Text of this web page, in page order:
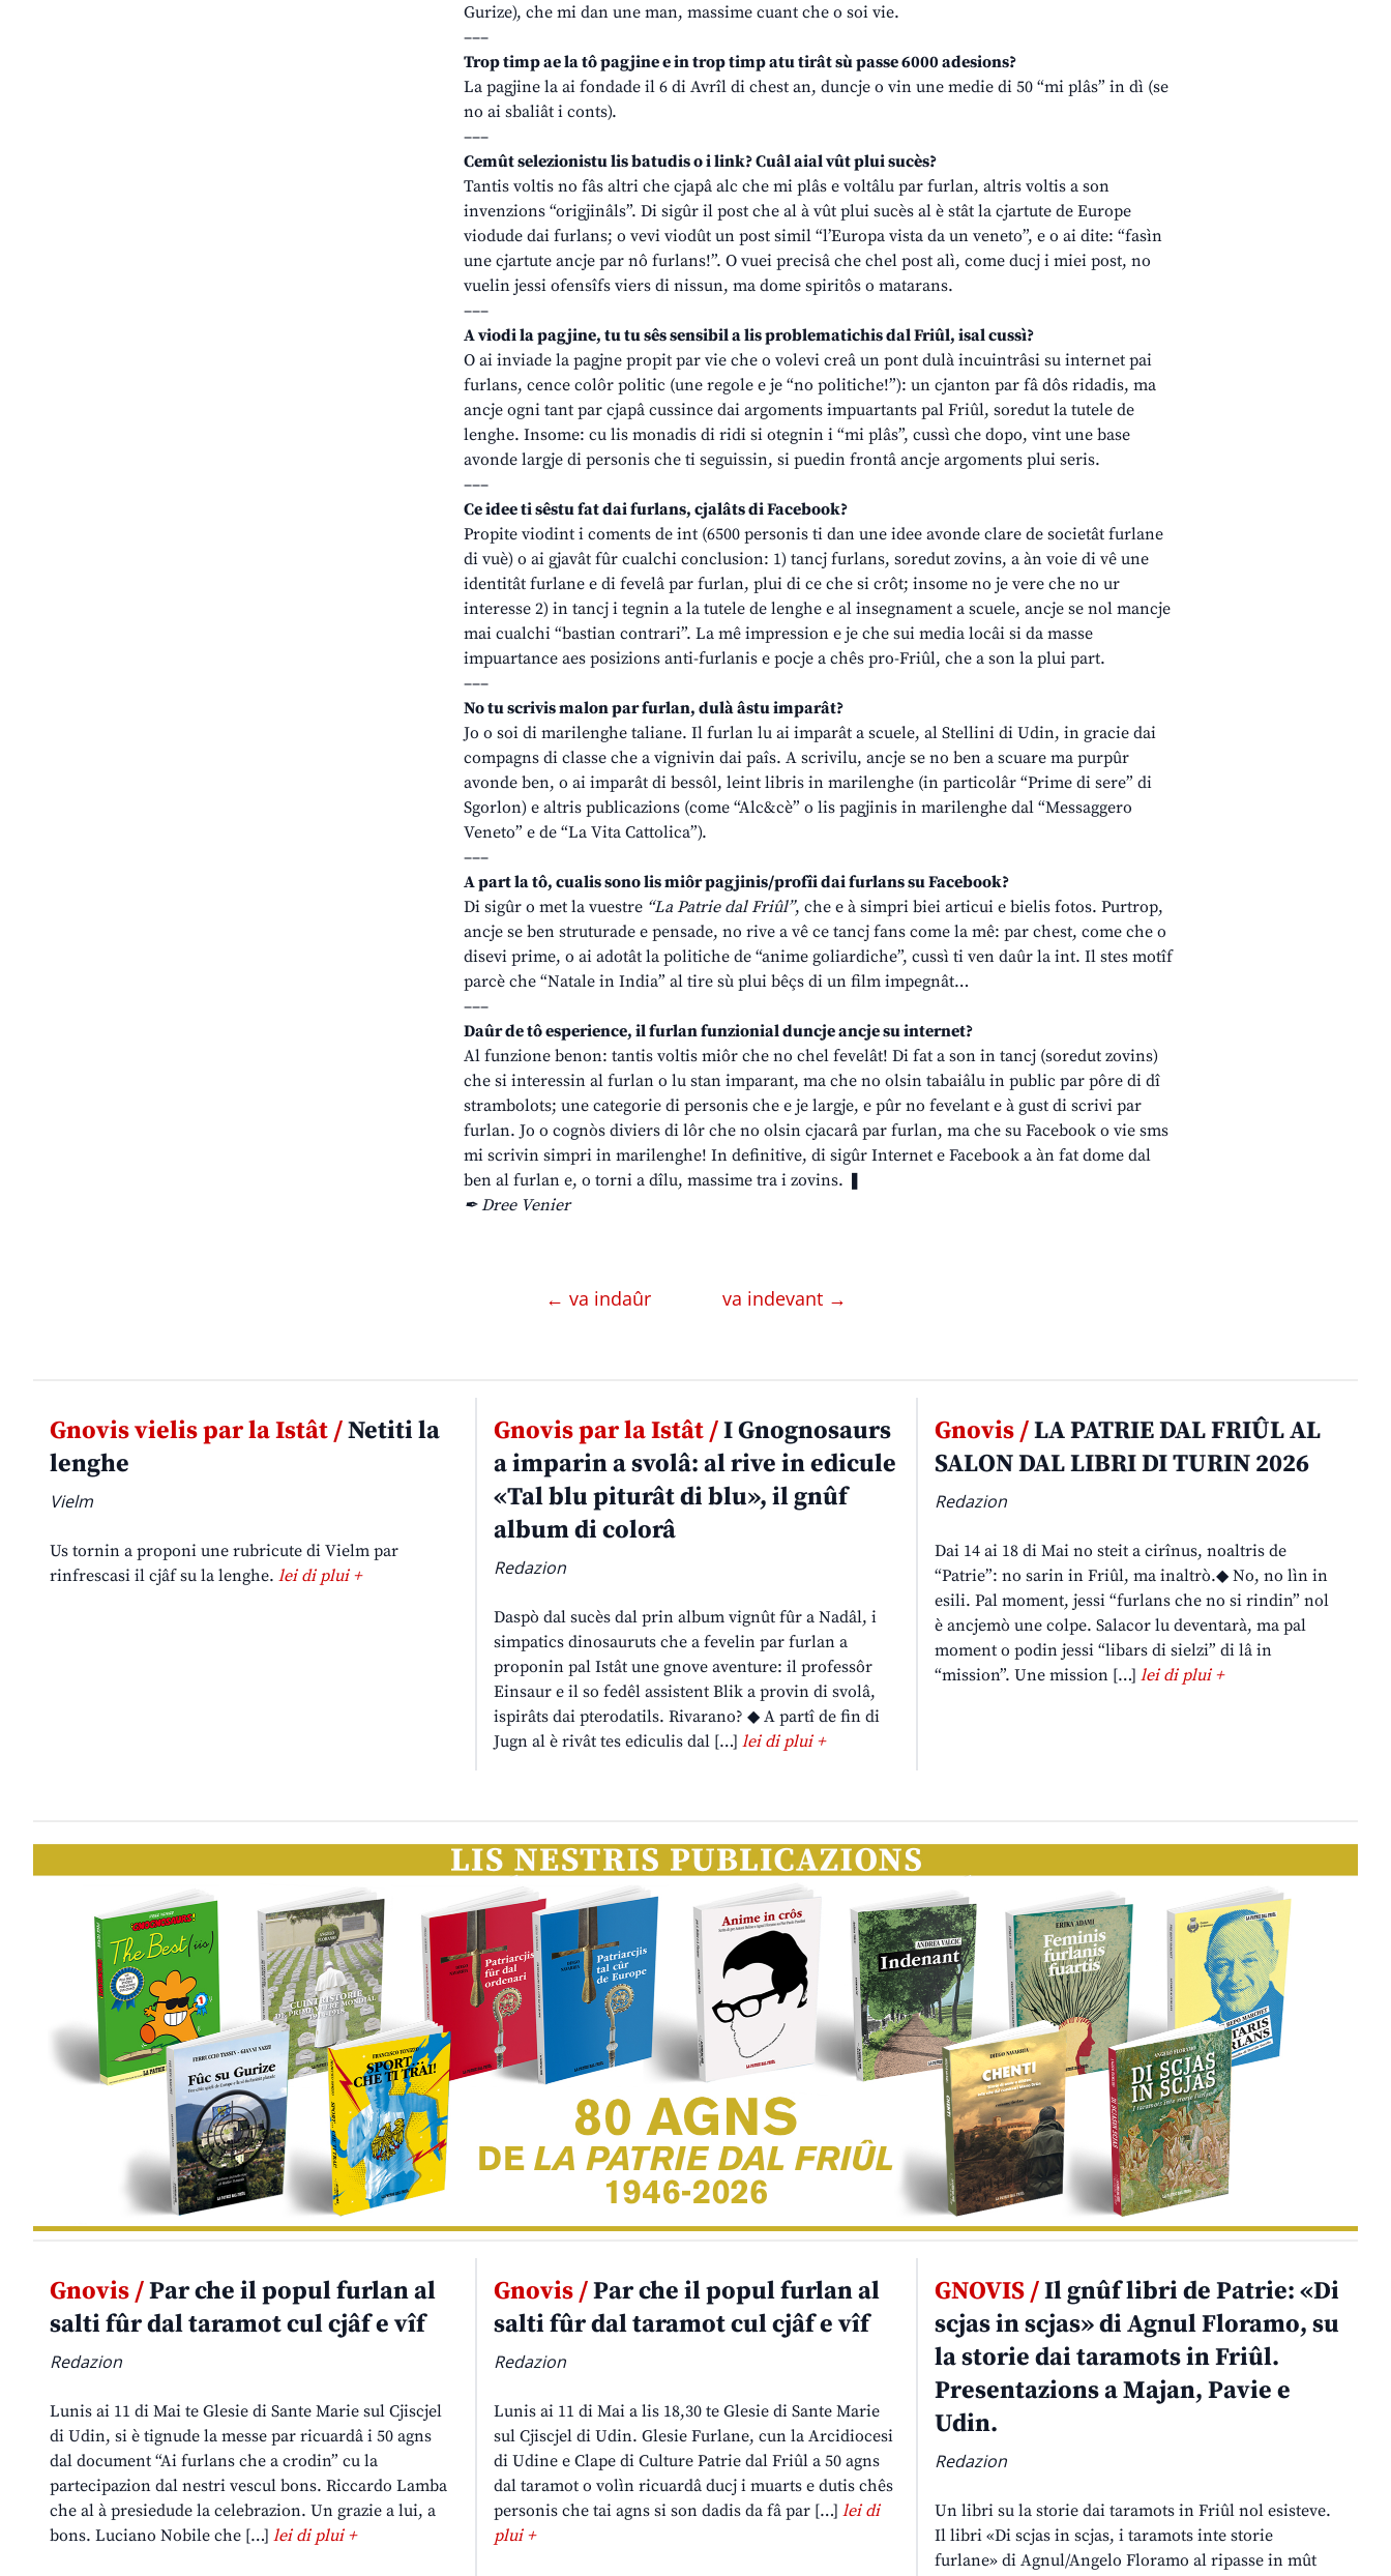
Gurize), che mi dan une man, massime cuant che o soi vie.
–––
Trop timp ae la tô pagjine e in trop timp atu tirât sù passe 6000 adesions?
La pagjine la ai fondade il 6 di Avrîl di chest an, duncje o vin une medie di 50 “mi plâs” in dì (se
no ai sbaliât i conts).
–––
Cemût selezionistu lis batudis o i link? Cuâl aial vût plui sucès?
Tantis voltis no fâs altri che cjapâ alc che mi plâs e voltâlu par furlan, altris voltis a son
invenzions “origjinâls”. Di sigûr il post che al à vût plui sucès al è stât la cjartute de Europe
viodude dai furlans; o vevi viodût un post simil “l’Europa vista da un veneto”, e o ai dite: “fasìn
une cjartute ancje par nô furlans!”. O vuei precisâ che chel post alì, come ducj i miei post, no
vuelin jessi ofensîfs viers di nissun, ma dome spiritôs o matarans.
–––
A viodi la pagjine, tu tu sês sensibil a lis problematichis dal Friûl, isal cussì?
O ai inviade la pagjne propit par vie che o volevi creâ un pont dulà incuintrâsi su internet pai
furlans, cence colôr politic (une regole e je “no politiche!”): un cjanton par fâ dôs ridadis, ma
ancje ogni tant par cjapâ cussince dai argoments impuartants pal Friûl, soredut la tutele de
lenghe. Insome: cu lis monadis di ridi si otegnin i “mi plâs”, cussì che dopo, vint une base
avonde largje di personis che ti seguissin, si puedin frontâ ancje argoments plui seris.
–––
Ce idee ti sêstu fat dai furlans, cjalâts di Facebook?
Propite viodint i coments de int (6500 personis ti dan une idee avonde clare de societât furlane
di vuè) o ai gjavât fûr cualchi conclusion: 1) tancj furlans, soredut zovins, a àn voie di vê une
identitât furlane e di fevelâ par furlan, plui di ce che si crôt; insome no je vere che no ur
interesse 2) in tancj i tegnin a la tutele de lenghe e al insegnament a scuele, ancje se nol mancje
mai cualchi “bastian contrari”. La mê impression e je che sui media locâi si da masse
impuartance aes posizions anti-furlanis e pocje a chês pro-Friûl, che a son la plui part.
–––
No tu scrivis malon par furlan, dulà âstu imparât?
Jo o soi di marilenghe taliane. Il furlan lu ai imparât a scuele, al Stellini di Udin, in gracie dai
compagns di classe che a vignivin dai paîs. A scrivilu, ancje se no ben a scuare ma purpûr
avonde ben, o ai imparât di bessôl, leint libris in marilenghe (in particolâr “Prime di sere” di
Sgorlon) e altris publicazions (come “Alc&cè” o lis pagjinis in marilenghe dal “Messaggero
Veneto” e de “La Vita Cattolica”).
–––
A part la tô, cualis sono lis miôr pagjinis/profîi dai furlans su Facebook?
Di sigûr o met la vuestre “La Patrie dal Friûl”, che e à simpri biei articui e bielis fotos. Purtrop,
ancje se ben struturade e pensade, no rive a vê ce tancj fans come la mê: par chest, come che o
disevi prime, o ai adotât la politiche de “anime goliardiche”, cussì ti ven daûr la int. Il stes motîf
parcè che “Natale in India” al tire sù plui bêçs di un film impegnât…
–––
Daûr de tô esperience, il furlan funzionial duncje ancje su internet?
Al funzione benon: tantis voltis miôr che no chel fevelât! Di fat a son in tancj (soredut zovins)
che si interessin al furlan o lu stan imparant, ma che no olsin tabaiâlu in public par pôre di dî
strambolots; une categorie di personis che e je largje, e pûr no fevelant e à gust di scrivi par
furlan. Jo o cognòs diviers di lôr che no olsin cjacarâ par furlan, ma che su Facebook o vie sms
mi scrivin simpri in marilenghe! In definitive, di sigûr Internet e Facebook a àn fat dome dal
ben al furlan e, o torni a dîlu, massime tra i zovins. ❚
✒ Dree Venier
← va indaûr va indevant →
Gnovis vielis par la Istât /Netiti la
lenghe
Vielm
Us tornin a proponi une rubricute di Vielm par
rinfrescasi il cjâf su la lenghe. lei di plui +
Gnovis par la Istât /I Gnognosaurs
a imparin a svolâ: al rive in edicule
«Tal blu piturât di blu», il gnûf
album di colorâ
Redazion
Daspò dal sucès dal prin album vignût fûr a Nadâl, i
simpatics dinosauruts che a fevelin par furlan a
proponin pal Istât une gnove aventure: il professôr
Einsaur e il so fedêl assistent Blik a provin di svolâ,
ispirâts dai pterodatils. Rivarano? ◆ A partî de fin di
Jugn al è rivât tes ediculis dal […] lei di plui +
Gnovis /LA PATRIE DAL FRIÛL AL
SALON DAL LIBRI DI TURIN 2026
Redazion
Dai 14 ai 18 di Mai no steit a cirînus, noaltris de
“Patrie”: no sarin in Friûl, ma inaltrò.◆ No, no lìn in
esili. Pal moment, jessi “furlans che no si rindin” nol
è ancjemò une colpe. Salacor lu deventarà, ma pal
moment o podin jessi “libars di sielzi” di lâ in
“mission”. Une mission […]lei di plui +
Gnovis /Par che il popul furlan al
salti fûr dal taramot cul cjâf e vîf
Redazion
Lunis ai 11 di Mai te Glesie di Sante Marie sul Cjiscjel
di Udin, si è tignude la messe par ricuardâ i 50 agns
dal document “Ai furlans che a crodin” cu la
partecipazion dal nestri vescul bons. Riccardo Lamba
che al à presiedude la celebrazion. Un grazie a lui, a
bons. Luciano Nobile che […] lei di plui +
Gnovis /Par che il popul furlan al
salti fûr dal taramot cul cjâf e vîf
Redazion
Lunis ai 11 di Mai a lis 18,30 te Glesie di Sante Marie
sul Cjiscjel di Udin. Glesie Furlane, cun la Arcidiocesi
di Udine e Clape di Culture Patrie dal Friûl a 50 agns
dal taramot o volìn ricuardâ ducj i muarts e dutis chês
personis che tai agns si son dadis da fâ par […] lei di
plui +
GNOVIS /Il gnûf libri de Patrie: «Di
scjas in scjas» di Agnul Floramo, su
la storie dai taramots in Friûl.
Presentazions a Majan, Pavie e
Udin.
Redazion
Un libri su la storie dai taramots in Friûl nol esisteve.
Il libri «Di scjas in scjas, i taramots inte storie
furlane» di Agnul/Angelo Floramo al ripasse in mût